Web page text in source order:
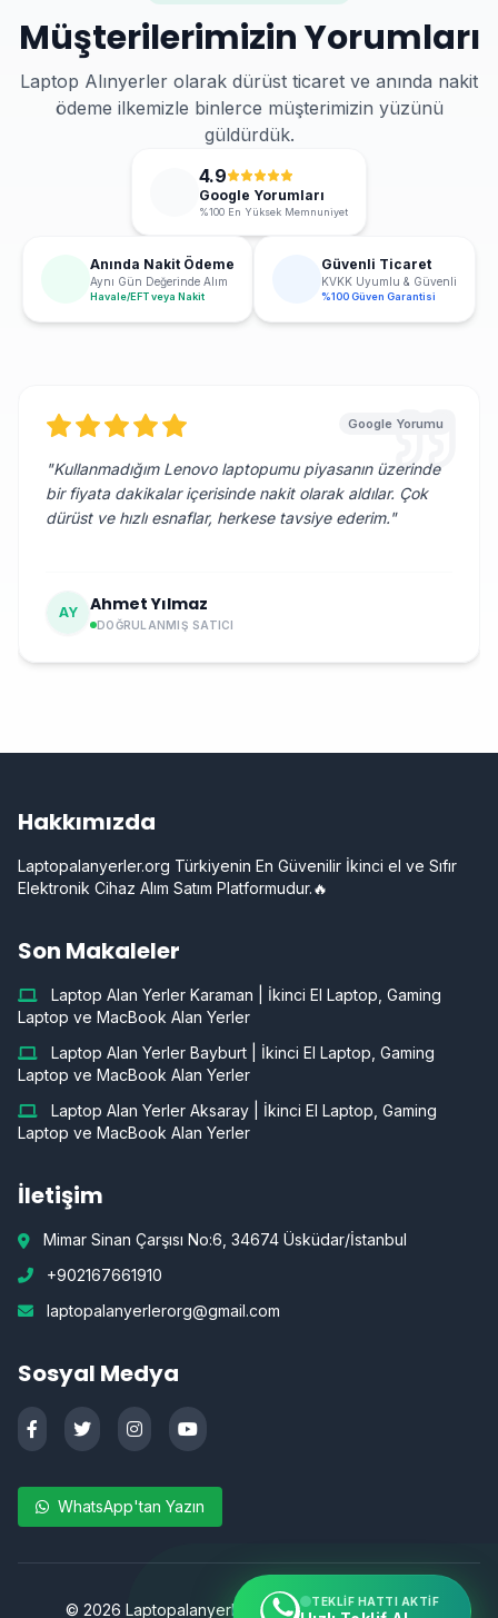
Müşterilerimizin Yorumları
Laptop Alınyerler olarak dürüst ticaret ve anında nakit
ödeme ilkemizle binlerce müşterimizin yüzünü
güldürdük.
4.9
Google Yorumları
%100 En Yüksek Memnuniyet
Anında Nakit Ödeme
Aynı Gün Değerinde Alım
Havale/EFT veya Nakit
Güvenli Ticaret
KVKK Uyumlu & Güvenli
%100 Güven Garantisi
Google Yorumu
"Kullanmadığım Lenovo laptopumu piyasanın üzerinde
bir fiyata dakikalar içerisinde nakit olarak aldılar. Çok
dürüst ve hızlı esnaflar, herkese tavsiye ederim."
AY Ahmet Yılmaz
DOĞRULANMIŞ SATICI
Hakkımızda
Laptopalanyerler.org Türkiyenin En Güvenilir İkinci el ve Sıfır
Elektronik Cihaz Alım Satım Platformudur.🔥
Son Makaleler
Laptop Alan Yerler Karaman | İkinci El Laptop, Gaming
Laptop ve MacBook Alan Yerler
Laptop Alan Yerler Bayburt | İkinci El Laptop, Gaming
Laptop ve MacBook Alan Yerler
Laptop Alan Yerler Aksaray | İkinci El Laptop, Gaming
Laptop ve MacBook Alan Yerler
İletişim
Mimar Sinan Çarşısı No:6, 34674 Üsküdar/İstanbul
+902167661910
laptopalanyerlerorg@gmail.com
Sosyal Medya
WhatsApp'tan Yazın
© 2026 Laptopalanyerler.org | Tüm hakları saklıdır.
TEKLIF HATTI AKTIF